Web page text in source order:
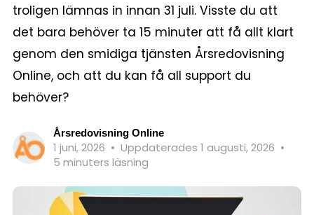
troligen lämnas in innan 31 juli. Visste du att
det bara behöver ta 15 minuter att få allt klart
genom den smidiga tjänsten Årsredovisning
Online, och att du kan få all support du
behöver?
Årsredovisning Online
1 juni, 2026 • Uppdaterades 1 augusti, 2026 •
5 minuters läsning